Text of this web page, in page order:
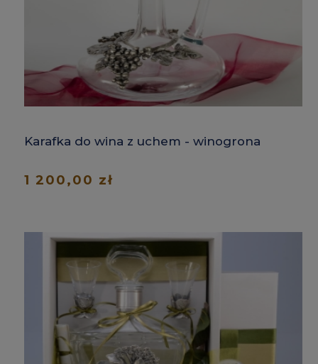
Karafka do wina z uchem - winogrona
1 200,00 zł